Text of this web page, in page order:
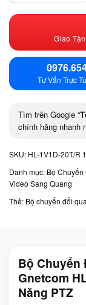
Giao
Tư Vấn Trực
Tìm trên Google “
chính hãng nhanh
SKU: HL-1V1D-20T/R
Danh mục: Bộ Chuyển
Video Sang Quang
Thẻ: Bộ chuyển đổi
Bộ Chuyển
Gnetcom
Năng PTZ